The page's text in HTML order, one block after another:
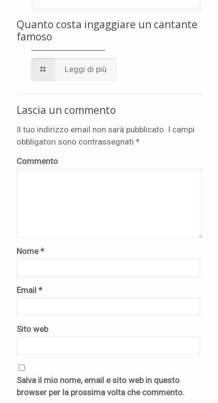
Quanto costa ingaggiare un cantante
famoso
Leggi di più
Lascia un commento
Il tuo indirizzo email non sarà pubblicato. I campi
obbligatori sono contrassegnati *
Commento
Nome*
Email *
Sito web
Salva il mio nome, email e sito web in questo
browser per la prossima volta che commento.